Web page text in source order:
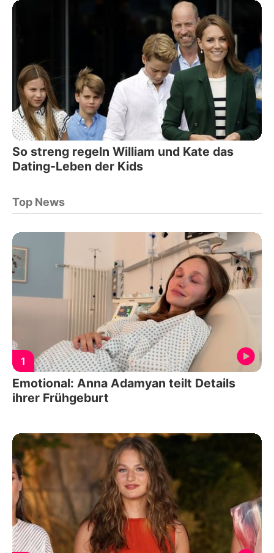
So streng regeln William und Kate das
Dating-Leben der Kids
Top News
1
Emotional: Anna Adamyan teilt Details
ihrer Frühgeburt